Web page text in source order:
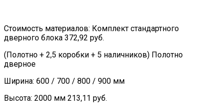
Стоимость материалов: Комплект стандартного
дверного блока 372,92 руб.
(Полотно + 2,5 коробки + 5 наличников) Полотно
дверное
Ширина: 600 / 700 / 800 / 900 мм
Высота: 2000 мм 213,11 руб.